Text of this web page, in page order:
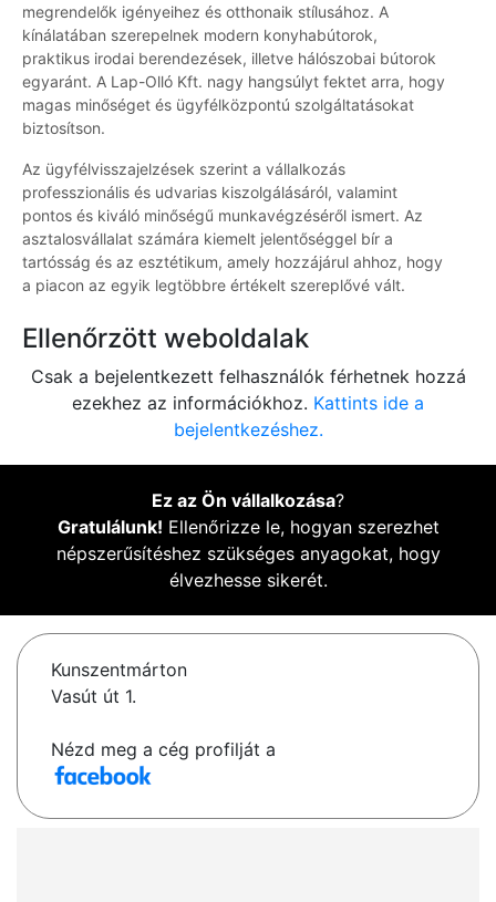
megrendelők igényeihez és otthonaik stílusához. A
kínálatában szerepelnek modern konyhabútorok,
praktikus irodai berendezések, illetve hálószobai bútorok
egyaránt. A Lap-Olló Kft. nagy hangsúlyt fektet arra, hogy
magas minőséget és ügyfélközpontú szolgáltatásokat
biztosítson.
Az ügyfélvisszajelzések szerint a vállalkozás
professzionális és udvarias kiszolgálásáról, valamint
pontos és kiváló minőségű munkavégzéséről ismert. Az
asztalosvállalat számára kiemelt jelentőséggel bír a
tartósság és az esztétikum, amely hozzájárul ahhoz, hogy
a piacon az egyik legtöbbre értékelt szereplővé vált.
Ellenőrzött weboldalak
Csak a bejelentkezett felhasználók férhetnek hozzá
ezekhez az információkhoz. Kattints ide a
bejelentkezéshez.
Ez az Ön vállalkozása?
Gratulálunk! Ellenőrizze le, hogyan szerezhet
népszerűsítéshez szükséges anyagokat, hogy
élvezhesse sikerét.
Kunszentmárton
Vasút út 1.
Nézd meg a cég profilját a